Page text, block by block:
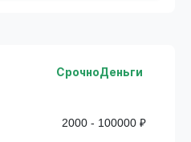
СрочноДеньги
2000 - 100000 ₽